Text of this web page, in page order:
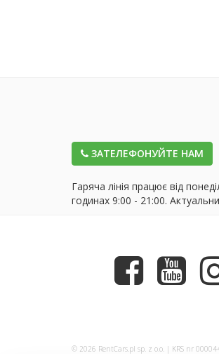
ЗАТЕЛЕФОНУЙТЕ НАМ
Гаряча лінія працює від
годинах 9:00 - 21:00.
© 2026 RentCars.pl sp. z o.o. | KRS nr